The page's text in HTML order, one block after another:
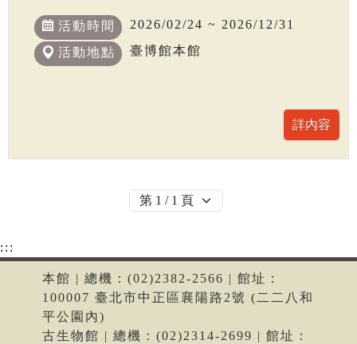
活動時間 2026/02/24 ~ 2026/12/31
活動地點 臺博館本館
:::
本館 | 總機：(02)2382-2566 | 館址：
100007 臺北市中正區襄陽路2號 (二二八和
平公園內)
古生物館 | 總機：(02)2314-2699 | 館址：